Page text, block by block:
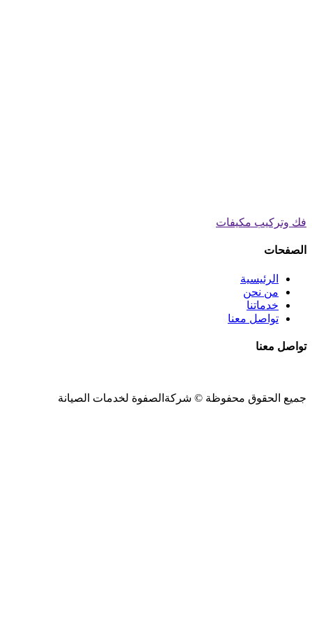
فك وتركيب مكيفات
الصفحات
الرئيسية
من نحن
خدماتنا
تواصل معنا
تواصل معنا
جميع الحقوق محفوظة © شركةالصفوة لخدمات الصيانة